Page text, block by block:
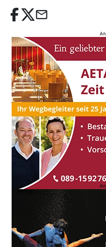
email